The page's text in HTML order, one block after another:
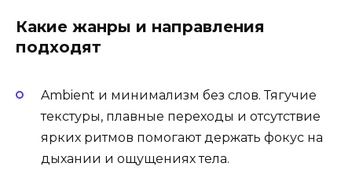
Какие жанры и направления
подходят
Ambient и минимализм без слов. Тягучие
текстуры, плавные переходы и отсутствие
ярких ритмов помогают держать фокус на
дыхании и ощущениях тела.